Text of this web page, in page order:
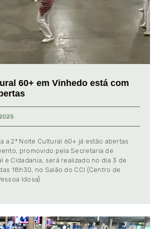
60+ em Vinhedo está com
a 2ª Noite Cultural 60+ já estão abertas
promovido pela Secretaria de
e Cidadania, será realizado no dia 3 de
18h30, no Salão do CCI (Centro de
Idosa).